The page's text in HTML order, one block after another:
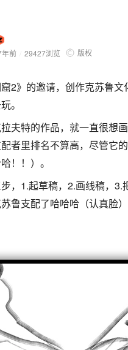
年前 29427浏览 版权
2》的邀请，创作克苏鲁
。
夫特的作品，就一直很想
者里排名不算高，尽管它
！！）。
，1.起草稿，2.画线稿，
鲁支配了哈哈哈（认真脸）